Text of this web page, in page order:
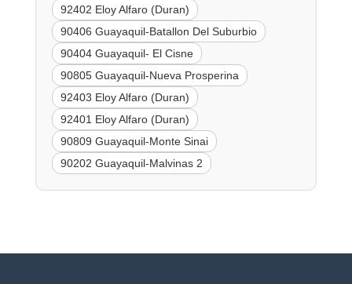
92402 Eloy Alfaro (Duran)
90406 Guayaquil-Batallon Del Suburbio
90404 Guayaquil- El Cisne
90805 Guayaquil-Nueva Prosperina
92403 Eloy Alfaro (Duran)
92401 Eloy Alfaro (Duran)
90809 Guayaquil-Monte Sinai
90202 Guayaquil-Malvinas 2